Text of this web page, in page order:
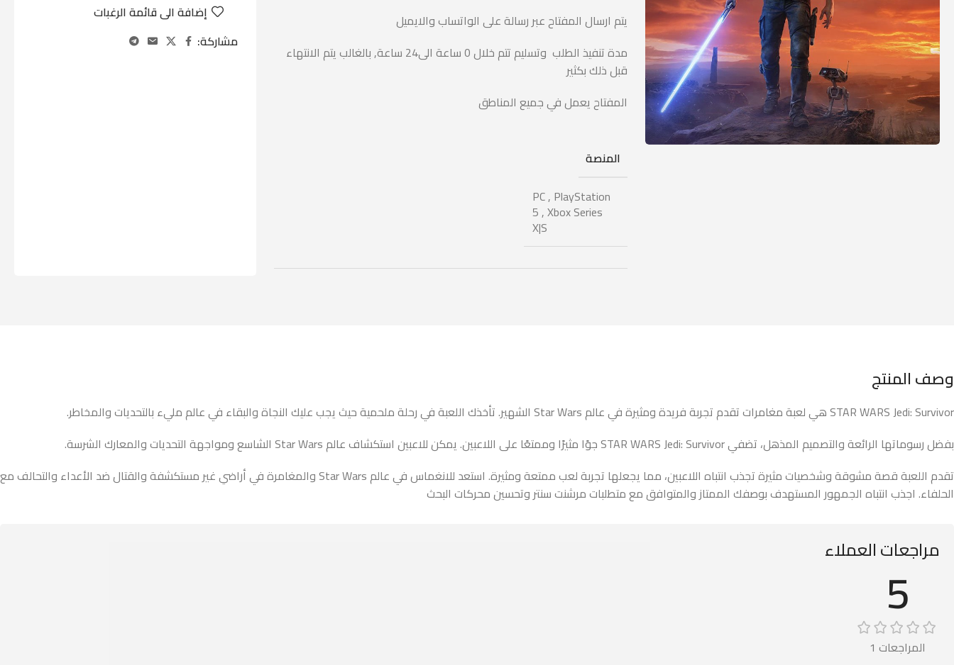
يتم ارسال المفتاح عبر رسالة على الواتساب والايميل
مدة تنفيذ الطلب وتسليم تتم خلال 0 ساعة الى24 ساعة, بالغالب يتم الانتهاء
قبل ذلك بكثير
المفتاح يعمل في جميع المناطق
المنصة
PC, PlayStation
5,Xbox Series
X|S
إضافة الى قائمة الرغبات
مشاركة:
وصف المنتج
STAR WARS Jedi: Survivor هي لعبة مغامرات تقدم تجربة فريدة ومثيرة في عالم Star Wars الشهير. تأخذك اللعبة في رحلة ملحمية حيث يجب عليك النجاة والبقاء في عالم مليء بالتحديات والمخاطر.
بفضل رسوماتها الرائعة والتصميم المذهل، تضفي STAR WARS Jedi: Survivor جوًا مثيرًا وممتعًا على اللاعبين. يمكن للاعبين استكشاف عالم Star Wars الشاسع ومواجهة التحديات والمعارك الشرسة.
تقدم اللعبة قصة مشوقة وشخصيات مثيرة تجذب انتباه اللاعبين، مما يجعلها تجربة لعب ممتعة ومثيرة. استعد للانغماس في عالم Star Wars والمغامرة في أراضي غير مستكشفة والقتال ضد الأعداء والتحالف مع
الحلفاء. اجذب انتباه الجمهور المستهدف بوصفك الممتاز والمتوافق مع متطلبات مرشنت سنتر وتحسين محركات البحث
مراجعات العملاء
5
المراجعات 1